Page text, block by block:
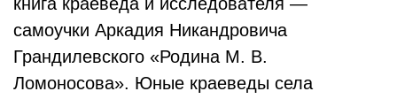
самоучки Аркадия Никандровича
Грандилевского «Родина М. В.
Ломоносова». Юные краеведы села